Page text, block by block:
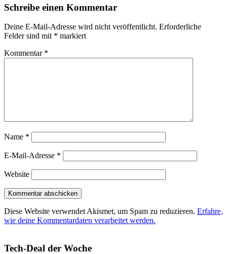
Schreibe einen Kommentar
Deine E-Mail-Adresse wird nicht veröffentlicht. Erforderliche
Felder sind mit * markiert
Kommentar *
Name *
E-Mail-Adresse *
Website
Diese Website verwendet Akismet, um Spam zu reduzieren. Erfahre,
wie deine Kommentardaten verarbeitet werden.
Tech-Deal der Woche